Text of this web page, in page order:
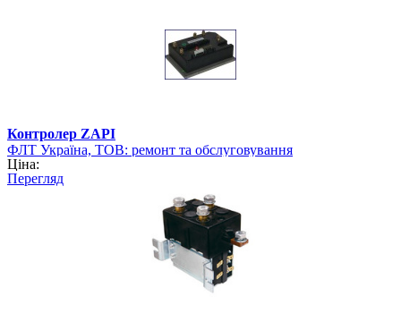
Контролер ZAPI
ФЛТ Україна, ТОВ: ремонт та обслуговування
навантажувально-розвантажувальної техніки
Ціна:
Перегляд